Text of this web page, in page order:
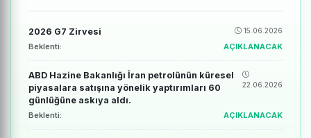
2026 G7 Zirvesi 15.06.2026
Beklenti: AÇIKLANACAK
ABD Hazine Bakanlığı İran petrolünün küresel
piyasalara satışına yönelik yaptırımları 60
günlüğüne askıya aldı.
22.06.2026
Beklenti: AÇIKLANACAK